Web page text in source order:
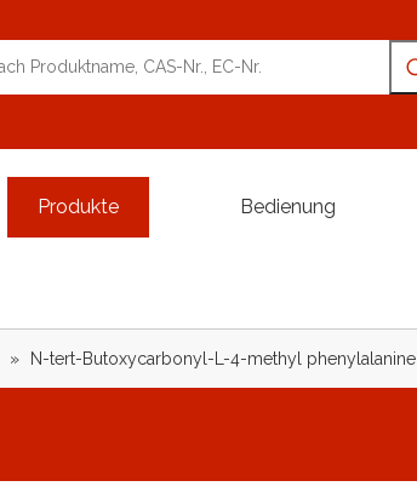
Produkte Bedienung
» N-tert-Butoxycarbonyl-L-4-methyl phenylalanine